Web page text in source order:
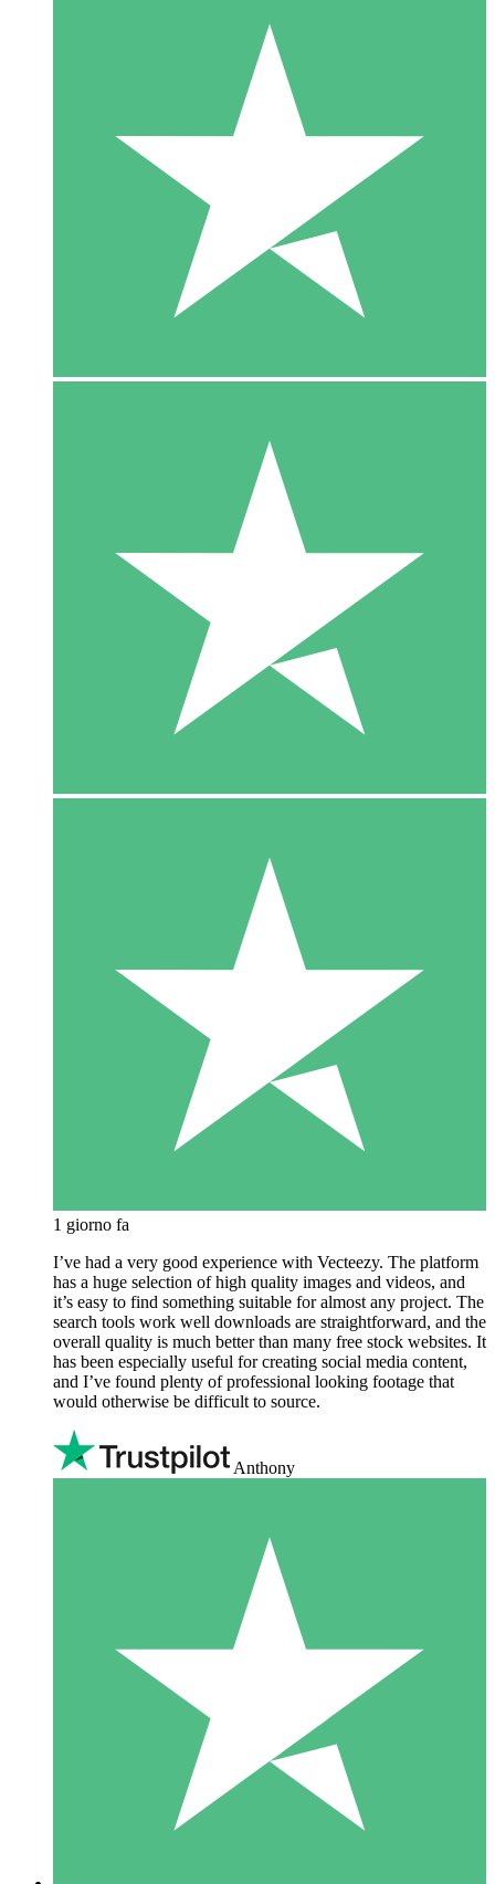
1 giorno fa
I’ve had a very good experience with Vecteezy. The platform
has a huge selection of high quality images and videos, and
it’s easy to find something suitable for almost any project. The
search tools work well downloads are straightforward, and the
overall quality is much better than many free stock websites. It
has been especially useful for creating social media content,
and I’ve found plenty of professional looking footage that
would otherwise be difficult to source.
Anthony